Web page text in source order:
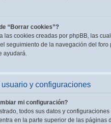
“Borrar cookies”?
las cookies creadas por phpBB, las
seguimiento de la navegación del
ayudará.
y configuraciones
mi configuración?
todos sus datos y
en la parte superior de las páginas